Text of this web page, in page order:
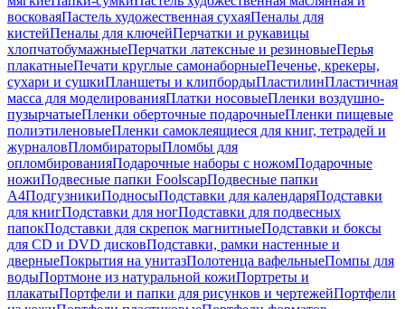
восковаяПастель художественная сухаяПеналы для
кистейПеналы для ключейПерчатки и рукавицы
хлопчатобумажныеПерчатки латексные и резиновыеПерья
плакатныеПечати круглые самонаборныеПеченье, крекеры,
сухари и сушкиПланшеты и клипбордыПластилинПластичная
масса для моделированияПлатки носовыеПленки воздушно-
пузырчатыеПленки оберточные подарочныеПленки пищевые
полиэтиленовыеПленки самоклеящиеся для книг, тетрадей и
журналовПломбираторыПломбы для
опломбированияПодарочные наборы с ножомПодарочные
ножиПодвесные папки FoolscapПодвесные папки
А4ПодгузникиПодносыПодставки для календаряПодставки
для книгПодставки для ногПодставки для подвесных
папокПодставки для скрепок магнитныеПодставки и боксы
для CD и DVD дисковПодставки, рамки настенные и
дверныеПокрытия на унитазПолотенца вафельныеПомпы для
водыПортмоне из натуральной кожиПортреты и
плакатыПортфели и папки для рисунков и чертежейПортфели